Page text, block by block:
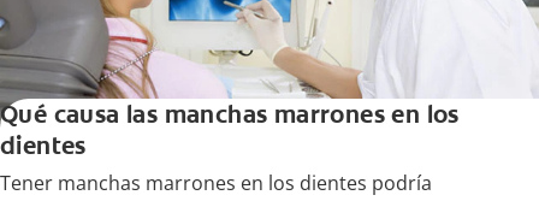
Qué causa las manchas marrones en los
dientes
Tener manchas marrones en los dientes podría